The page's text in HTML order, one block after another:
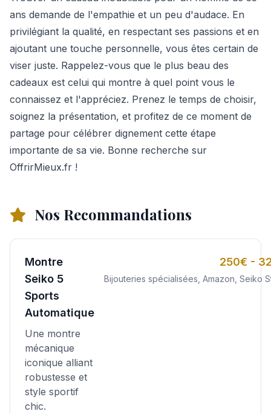
ans demande de l'empathie et un peu d'audace. En
privilégiant la qualité, en respectant ses passions et en
ajoutant une touche personnelle, vous êtes certain de
viser juste. Rappelez-vous que le plus beau des
cadeaux est celui qui montre à quel point vous le
connaissez et l'appréciez. Prenez le temps de choisir,
soignez la présentation, et profitez de ce moment de
partage pour célébrer dignement cette étape
importante de sa vie. Bonne recherche sur
OffrirMieux.fr !
Nos Recommandations
Montre
Seiko 5
Sports
Automatique
Une montre
mécanique
iconique alliant
robustesse et
style sportif
chic.
250€ -
Bijouteries spécialisées, Amazon, Seiko